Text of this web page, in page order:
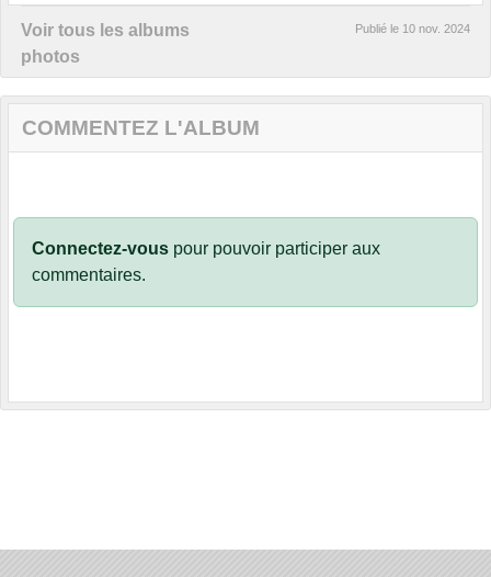
Voir tous les albums
photos
Publié le 10 nov. 2024
COMMENTEZ L'ALBUM
Connectez-vous pour pouvoir participer aux
commentaires.